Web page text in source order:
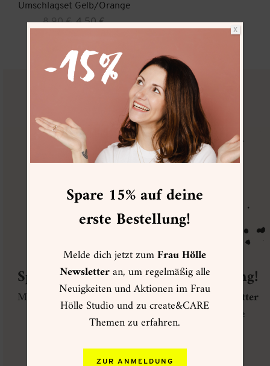
Umschlagset Gelb/Orange
8,90€
Ursprünglicher
Preis
8,90 €
4,50€
Preis
4,50 €.
FRAU HÖLLEVIP CLUB
Spare 15% auf deine erste Bestellung!
Melde dich jetzt zumFrau Hölle VIP Club Newsletter
an, um regelmäßig über Neuheiten im Frau Hölle
Onlineshop informiert zu werden und exklusive
Angebote zu erhalten!
Spare 15% auf deine
erste Bestellung!
Melde dich jetzt zumFrau Hölle
Newsletteran, um regelmäßig alle
Neuigkeiten und Aktionen im Frau
Hölle Studio und zu create&CARE
Themen zu erfahren.
ZUR ANMELDUNG
X